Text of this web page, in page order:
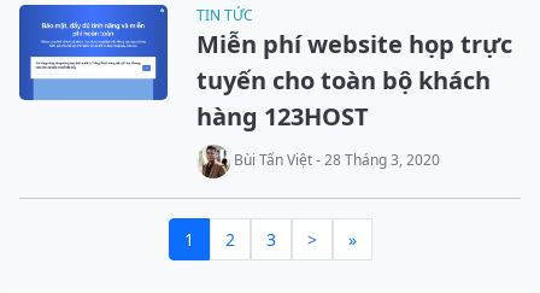
TIN TỨC
Miễn phí website họp trực
tuyến cho toàn bộ khách
hàng 123HOST
Bùi Tấn Việt - 28 Tháng 3, 2020
1 2 3 > »